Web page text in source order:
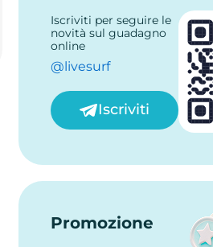
Iscriviti per seguire le
novità sul guadagno
online
@livesurf
Iscriviti
Promozione